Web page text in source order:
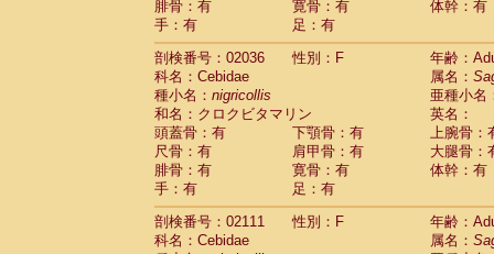
CercopithecidaeMacaca fuscata
CercopithecidaeMacaca fuscata
CercopithecidaeMacaca maura(3)
Cercopithecidae Macaca mulatta(56)
Cercopithecidae Macaca nemestrina(3)
Cercopithecidae Macaca nigra(0)
CercopithecidaeMacaca radiata(27)
CercopithecidaeMacaca silenus(0)
CercopithecidaeMacaca sinica (1)
CercopithecidaeMacaca sylvanus
CercopithecidaeMacaca thibetana (0)
Cercopithecidae Macaca tonkeana (0)
腓骨：有
寛骨：有
体幹：有
手：有
足：有
剖検番号：02036
性別：F
年齢：
科名：Cebidae
属名：
種小名： nigricollis
亜種小名
和名：クロクビタマリン
英名：
頭蓋骨：有
下顎骨：有
上腕骨：
尺骨：有
肩甲骨：有
大腿骨：
腓骨：有
寛骨：有
体幹：有
手：有
足：有
剖検番号：02111
性別：F
年齢：
科名：Cebidae
属名：